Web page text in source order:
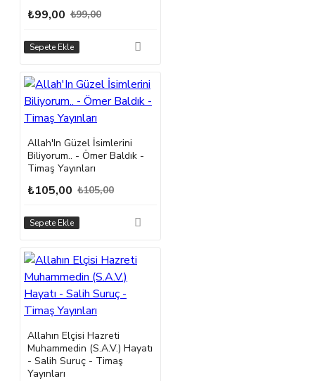
₺99,00 ₺99,00
Sepete Ekle
Allah'In Güzel İsimlerini
Biliyorum.. - Ömer Baldık -
Timaş Yayınları
₺105,00 ₺105,00
Sepete Ekle
Allahın Elçisi Hazreti
Muhammedin (S.A.V.) Hayatı
- Salih Suruç - Timaş
Yayınları